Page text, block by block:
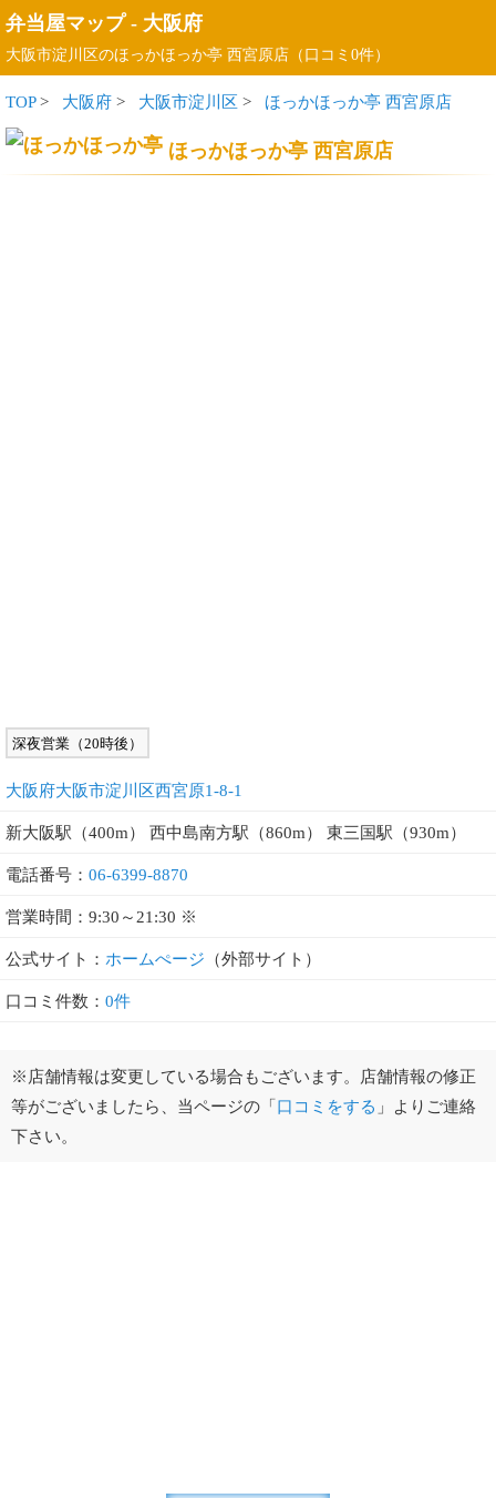
弁当屋マップ- 大阪府
大阪市淀川区のほっかほっか亭 西宮原店（口コミ0件）
TOP> 大阪府 > 大阪市淀川区 > ほっかほっか亭 西宮原店
ほっかほっか亭 西宮原店
深夜営業（20時後）
大阪府大阪市淀川区西宮原1-8-1
新大阪駅（400m） 西中島南方駅（860m） 東三国駅（930m）
電話番号： 06-6399-8870
営業時間：9:30～21:30 ※
公式サイト： ホームぺージ （外部サイト）
口コミ件数： 0件
※店舗情報は変更している場合もございます。店舗情報の修正
等がございましたら、当ページの「口コミをする 」よりご連絡
下さい。